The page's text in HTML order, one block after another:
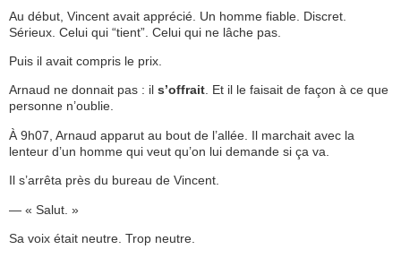
Au début, Vincent avait apprécié. Un homme fiable. Discret.
Sérieux. Celui qui “tient”. Celui qui ne lâche pas.
Puis il avait compris le prix.
Arnaud ne donnait pas : il s’offrait. Et il le faisait de façon à ce que
personne n’oublie.
À 9h07, Arnaud apparut au bout de l’allée. Il marchait avec la
lenteur d’un homme qui veut qu’on lui demande si ça va.
Il s’arrêta près du bureau de Vincent.
— « Salut. »
Sa voix était neutre. Trop neutre.